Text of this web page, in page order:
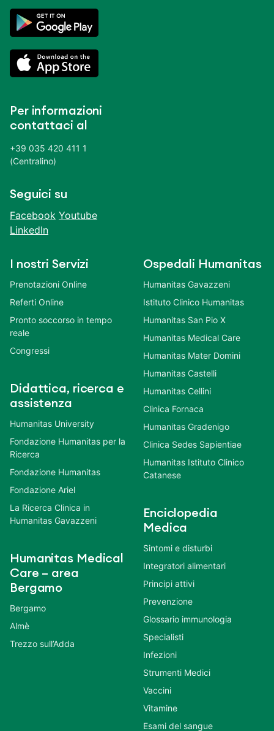
Per informazioni
contattaci al
+39 035 420 411 1
(Centralino)
Seguici su
Facebook Youtube
LinkedIn
I nostri Servizi
Prenotazioni Online
Referti Online
Pronto soccorso in tempo
reale
Congressi
Didattica, ricerca e
assistenza
Humanitas University
Fondazione Humanitas per la
Ricerca
Fondazione Humanitas
Fondazione Ariel
La Ricerca Clinica in
Humanitas Gavazzeni
Humanitas Medical
Care – area
Bergamo
Bergamo
Almè
Trezzo sull’Adda
Ospedali Humanitas
Humanitas Gavazzeni
Istituto Clinico Humanitas
Humanitas San Pio X
Humanitas Medical Care
Humanitas Mater Domini
Humanitas Castelli
Humanitas Cellini
Clinica Fornaca
Humanitas Gradenigo
Clinica Sedes Sapientiae
Humanitas Istituto Clinico
Catanese
Enciclopedia
Medica
Sintomi e disturbi
Integratori alimentari
Principi attivi
Prevenzione
Glossario immunologia
Specialisti
Infezioni
Strumenti Medici
Vaccini
Vitamine
Esami del sangue